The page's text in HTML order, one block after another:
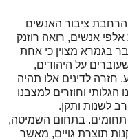
ציבור האנשים
אנשים, רואה רוזנק
בגמרא מצוין כי אחת
על היהודים,
חזרה לדינים אלו תהיה
וחוזרים למצבנו
לשנות ותקן.
תחומים. בתחום השמיטה,
תוצרת גויים, מאשר